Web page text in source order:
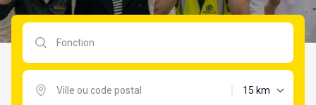
Rechercher par fonction
distance